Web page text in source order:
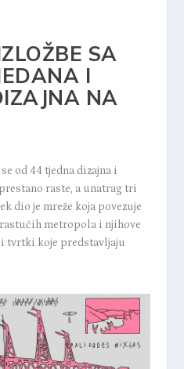
SA
I
NA
od 44 tjedna dizajna i
raste, a unatrag tri
dio je mreže koja povezuje
metropola i njihove
tvrtki koje predstavljaju